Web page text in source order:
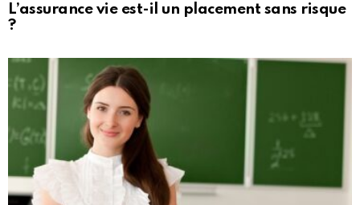
L’assurance vie est-il un placement sans risque
?